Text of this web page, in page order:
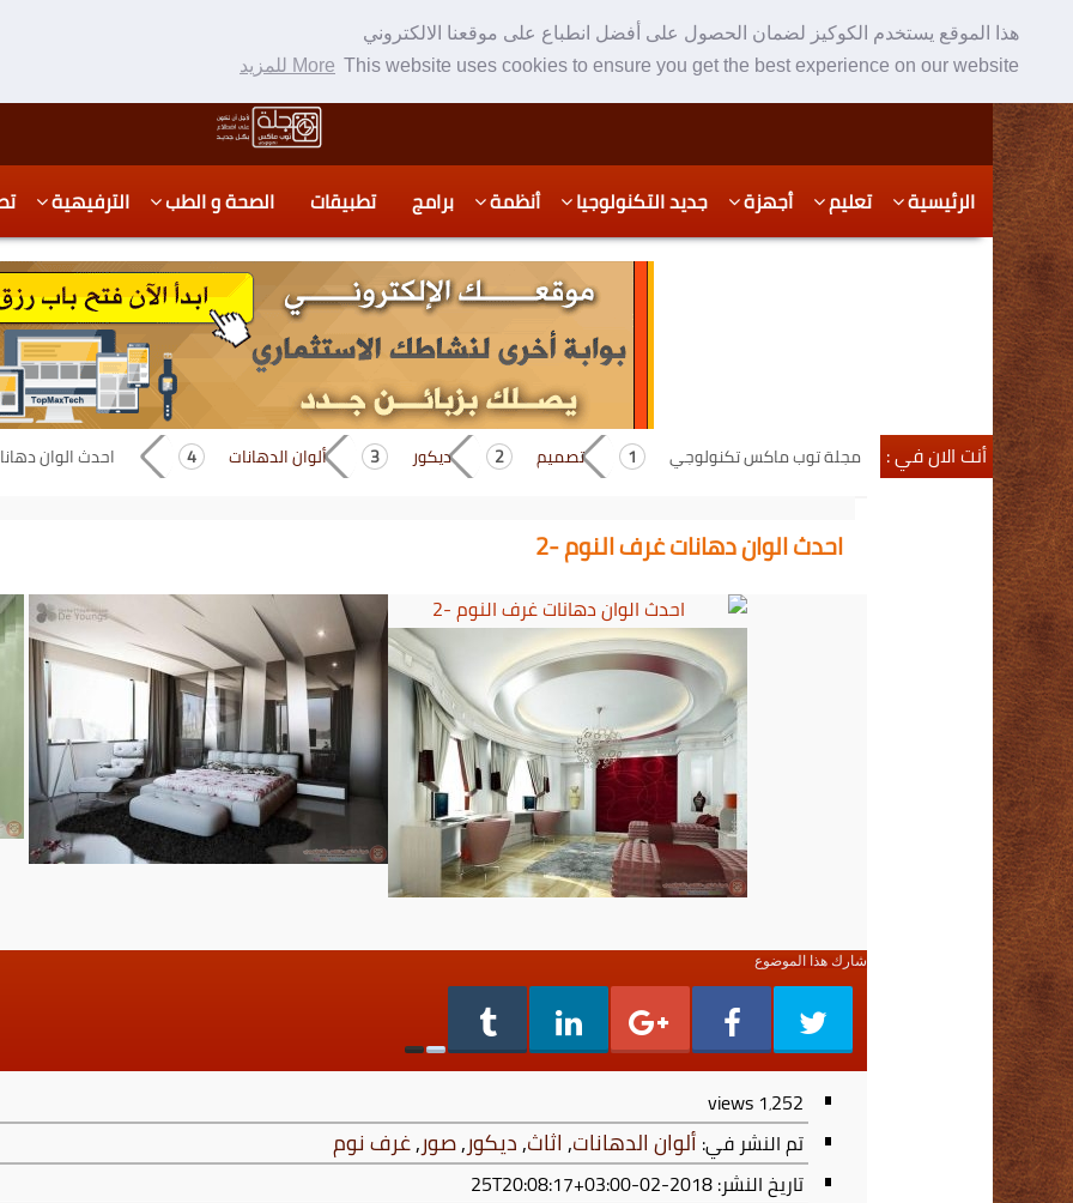
هذا الموقع يستخدم الكوكيز لضمان الحصول على أفضل انطباع على موقعنا الالكتروني
This website uses cookies to ensure you get the best experience on our website More للمزيد
Skip
to
content
Skip
to
secondary
content
الرئيسية تعليم أجهزة جديد التكنولوجيا أنظمة برامج تطبيقات الصحة و الطب الترفيهية
أنت الان في : مجلة توب ماكس تكنولوجي تصميم ديكور ألوان الدهانات احدث الوان
احدث الوان دهانات غرف النوم -2
شارك هذا الموضوع
1٬252 views
تم النشر في: ألوان الدهانات,اثاث,ديكور,صور,غرف نوم
تاريخ النشر: 2018-02-25T20:08:17+03:00